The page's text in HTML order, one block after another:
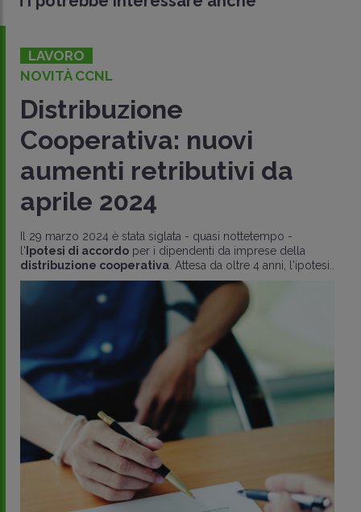
LAVORO
NOVITÀ CCNL
Distribuzione
Cooperativa: nuovi
aumenti retributivi da
aprile 2024
Il 29 marzo 2024 è stata siglata - quasi nottetempo -
l' Ipotesi di accordo per i dipendenti da imprese della
distribuzione cooperativa . Attesa da oltre 4 anni, l'ipotesi..